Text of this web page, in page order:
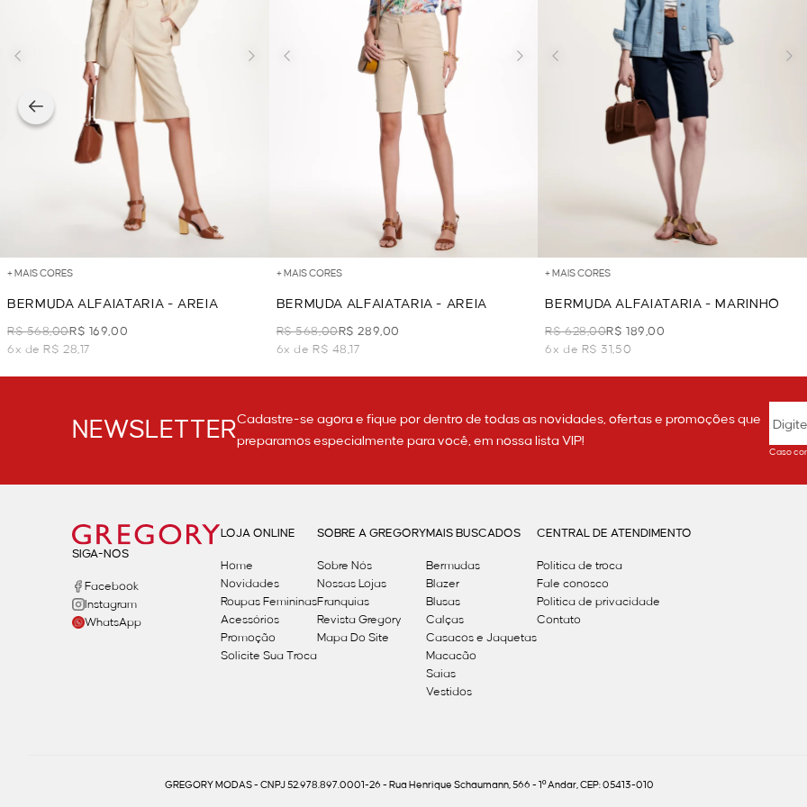
+ MAIS CORES
BERMUDA ALFAIATARIA - AREIA
R$ 568,00R$ 169,00
6x de R$ 28,17
+ MAIS CORES
BERMUDA ALFAIATARIA - AREIA
R$ 568,00R$ 289,00
6x de R$ 48,17
+ MAIS CORES
BERMUDA ALFAIATARIA - MARINHO
R$ 628,00R$ 189,00
6x de R$ 31,50
NEWSLETTERCadastre-se agora e fique por dentro de todas as novidades, ofertas e promoções que
preparamos especialmente para você, em nossa lista VIP!
Caso
SIGA-NOS
Facebook
Instagram
WhatsApp
LOJA ONLINE
Home
Novidades
Roupas Femininas
Acessórios
Promoção
Solicite Sua Troca
SOBRE A GREGORY
Sobre Nós
Nossas Lojas
Franquias
Revista Gregory
Mapa Do Site
MAIS BUSCADOS
Bermudas
Blazer
Blusas
Calças
Casacos e Jaquetas
Macacão
Saias
Vestidos
CENTRAL DE ATENDIMENTO
Política de troca
Fale conosco
Politica de privacidade
Contato
GREGORY MODAS - CNPJ 52.978.897.0001-26 - Rua Henrique Schaumann, 566 - 1º Andar, CEP: 05413-010